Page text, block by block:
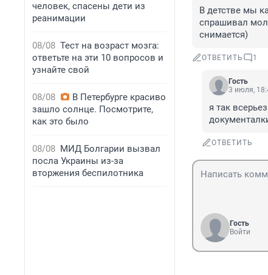
человек, спасены дети из
реанимации
08/08 Тест на возраст мозга:
ответьте на эти 10 вопросов и
узнайте свой
08/08
В Петербурге красиво
зашло солнце. Посмотрите,
как это было
08/08 МИД Болгарии вызвал
посла Украины из-за
вторжения беспилотника
В детстве мы
спрашивал мол
снимается)
ОТВЕТИТЬ 1
Гость
3 июля,
я так
ОТВЕТИТЬ
Гость
Войти